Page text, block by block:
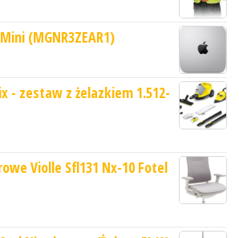
(MGNR3ZEAR1)
- zestaw z żelazkiem 1.512-
Violle Sfl131 Nx-10 Fotel